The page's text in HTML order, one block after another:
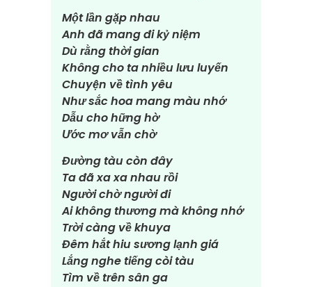
Một lần gặp nhau
Anh đã mang đi kỷ niệm
Dù rằng thời gian
Không cho ta nhiều lưu luyến
Chuyện về tình yêu
Như sắc hoa mang màu nhớ
Dẫu cho hững hờ
Ước mơ vẫn chờ
Đường tàu còn đây
Ta đã xa xa nhau rồi
Người chờ người đi
Ai không thương mà không nhớ
Trời càng về khuya
Đêm hắt hiu sương lạnh giá
Lắng nghe tiếng còi tàu
Tìm về trên sân ga